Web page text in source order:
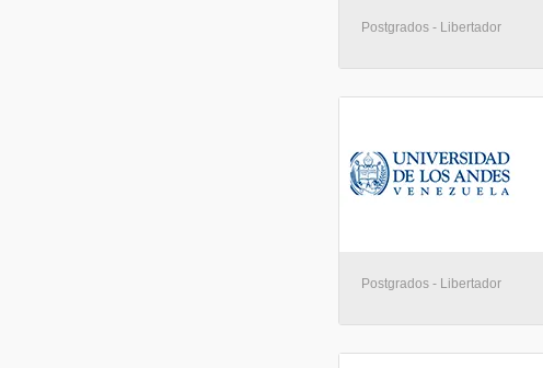
Postgrados - Libertador
Postgrados - Libertador